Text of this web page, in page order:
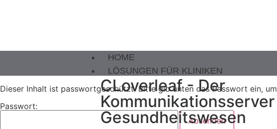
HOME
LÖSUNGEN FÜR KLINIKEN
CLoverleaf - Der
Gesundheitswesen
Dieser Inhalt ist passwortgeschützt. Bitte gib unten das Passwort ein,
Passwort: